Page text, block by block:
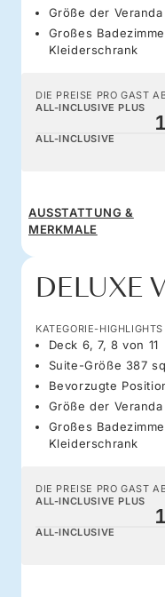
Größe der
Großes
Kleiderschrank
DIE PREISE PRO GAST
ALL-INCLUSIVE PLUS
ALL-INCLUSIVE
AUSSTATTUNG &
MERKMALE
DELUXE
KATEGORIE-HIGHLIGHTS
Deck 6, 7, 8 von 11
Suite-Größe 387
Bevorzugte
Größe der
Großes
Kleiderschrank
DIE PREISE PRO GAST
ALL-INCLUSIVE PLUS
ALL-INCLUSIVE